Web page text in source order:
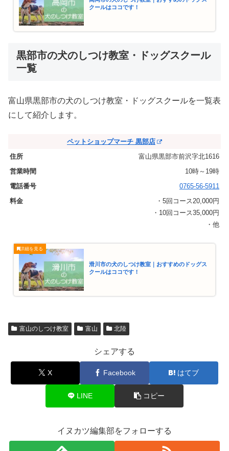
クールはココです！
黒部市の犬のしつけ教室・ドッグスクール
一覧
富山県黒部市の犬のしつけ教室・ドッグスクールを一覧表
にして紹介します。
ペットショップマーチ 黒部店
富山県黒部市前沢字北1616
10時～19時
0765-56-5911
・5回コース20,000円
・10回コース35,000円
・他
滑川市の犬のしつけ教室｜おすすめのドッグス
クールはココです！
富山のしつけ教室 富山 北陸
シェアする
X Facebook はてブ
LINE コピー
イヌカツ編集部をフォローする